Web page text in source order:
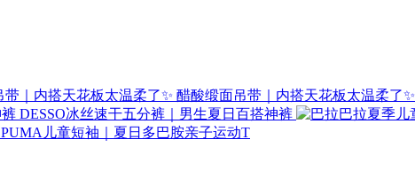
醋酸缎面吊带｜内搭天花板太温柔了✨
DESSO冰丝速干五分裤｜男生夏日百搭神裤
PUMA儿童短袖｜夏日多巴胺亲子运动T